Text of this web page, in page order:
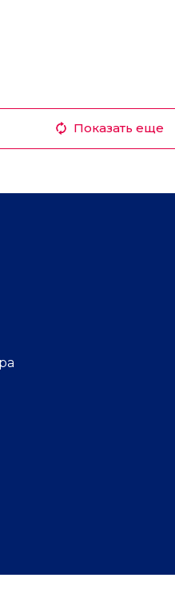
Показать еще